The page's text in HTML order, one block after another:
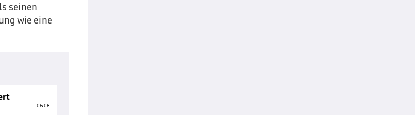
seinen
wie eine
06.08.